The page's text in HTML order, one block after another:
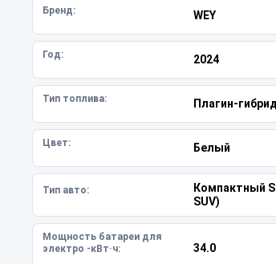
Бренд: WEY
Год: 2024
Тип топлива: Плагин-
Цвет: Белый
Тип авто:
Компактный
SUV)
Мощность батареи для
электро -кВт·ч:
34.0